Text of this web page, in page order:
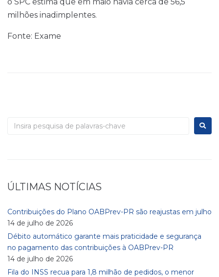
milhões inadimplentes.
Fonte: Exame
ÚLTIMAS NOTÍCIAS
Contribuições do Plano OABPrev-PR são reajustas em julho
14 de julho de 2026
Débito automático garante mais praticidade e segurança
no pagamento das contribuições à OABPrev-PR
14 de julho de 2026
Fila do INSS recua para 1,8 milhão de pedidos, o menor